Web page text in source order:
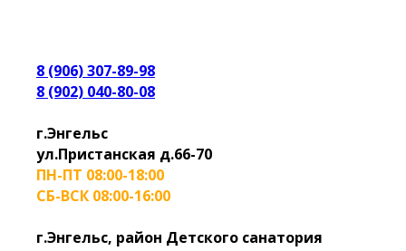
8 (906) 307-89-98
8 (902) 040-80-08
г.Энгельс
ул.Пристанская д.66-70
ПН-ПТ 08:00-18:00
СБ-ВСК 08:00-16:00
г.Энгельс, район Детского санатория